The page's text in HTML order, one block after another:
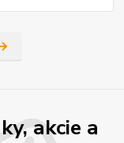
akcie a